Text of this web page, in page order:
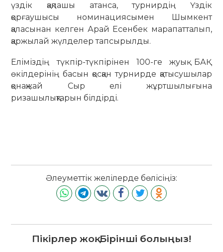
үздік қақпашы атанса, турнирдің Үздік
қорғаушысы номинациясымен Шымкент
қаласынан келген Арай Есенбек марапатталып,
қаржылай жүлделер тапсырылды.
Еліміздің түкпір-түкпірінен 100-ге жуық БАҚ
өкілдерінің басын қосқан турнирде қатысушылар
қонақжай Сыр елі жұртшылығына
ризашылықтарын білдірді.
Әлеуметтік желілерде бөлісіңіз:
Пікірлер жоқ. Бірінші болыңыз!